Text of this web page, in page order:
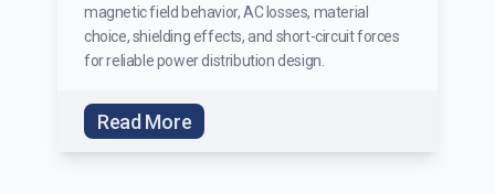
magnetic field behavior, AC losses, material
choice, shielding effects, and short-circuit forces
for reliable power distribution design.
Read More